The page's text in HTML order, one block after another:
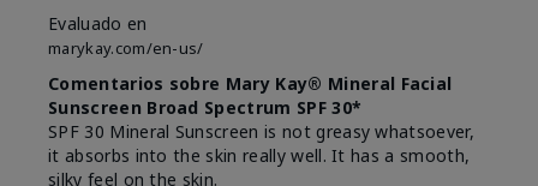
Evaluado en
marykay.com/en-us/
Comentarios sobre Mary Kay® Mineral Facial
Sunscreen Broad Spectrum SPF 30*
SPF 30 Mineral Sunscreen is not greasy whatsoever,
it absorbs into the skin really well. It has a smooth,
silky feel on the skin.